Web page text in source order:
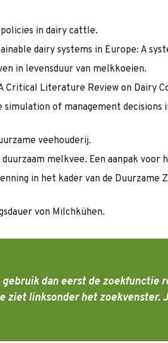
in dairy cattle.
dairy systems in Europe: A
in levensduur van melkkoeien.
Critical Literature Review on Dairy
of management
veehouderij.
melkvee. Een aanpak
in het kader van de
von Milchkühen.
dan eerst de zoekfunctie
ziet linksonder het